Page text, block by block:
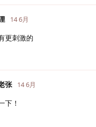
14 6月
更刺激的
张 14 6月
下！